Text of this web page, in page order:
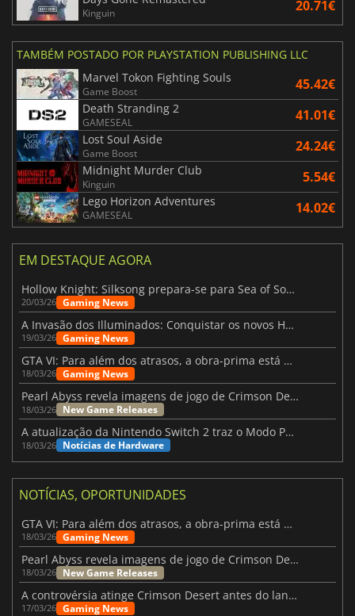
Kinguin 20.71€
TAMBÉM POSTADO POR PLAYSTATION PUBLISHING LLC
Marvel Tokon Fighting Souls
Game Boost 45.42€
Death Stranding 2
GAMESEAL 41.01€
Lost Soul Aside
Game Boost 24.24€
Midnight Murder Club
Kinguin 5.54€
Lego Horizon Adventures
GAMESEAL 14.02€
EM DESTAQUE AGORA
Hollow Knight: Silksong prepara-se para Sea of Sorrow com um patch
20/03/26 Gaming News
A Invasão dos Illuminados: Conquistar os novos Helldivers 2 Atualização!
19/03/26 Gaming News
GTA VI: Para além dos atrasos, a obra-prima está quase a chegar
18/03/26 Gaming News
Pearl Abyss revela imagens de jogo de Crimson Desert para a PS5
18/03/26 New Game Releases
A atualização da Nintendo Switch 2 traz o Modo Portátil aos jogos mais antigos da Switch
18/03/26 Notícias de Hardware
NOTÍCIAS, OPORTUNIDADES
GTA VI: Para além dos atrasos, a obra-prima está quase a chegar
18/03/26 Gaming News
Pearl Abyss revela imagens de jogo de Crimson Desert para a PS5
18/03/26 New Game Releases
A controvérsia atinge Crimson Desert antes do lançamento
17/03/26 Gaming News